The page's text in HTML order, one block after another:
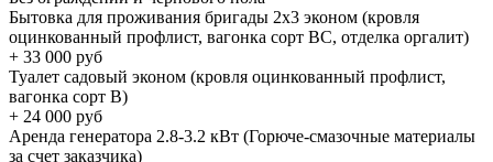
Бытовка для проживания бригады 2x3 эконом (кровля
оцинкованный профлист, вагонка сорт BC, отделка оргалит)
+ 33 000 руб
Туалет садовый эконом (кровля оцинкованный профлист,
вагонка сорт B)
+ 24 000 руб
Аренда генератора 2.8-3.2 кВт (Горюче-смазочные материалы
за счет заказчика)